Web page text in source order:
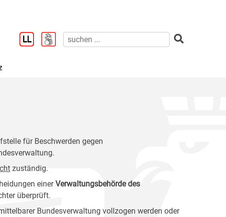
für Beschwerden gegen
zuständig.
einerVerwaltungsbehörde des
überprüft.
Bundesverwaltung vollzogen werden oder